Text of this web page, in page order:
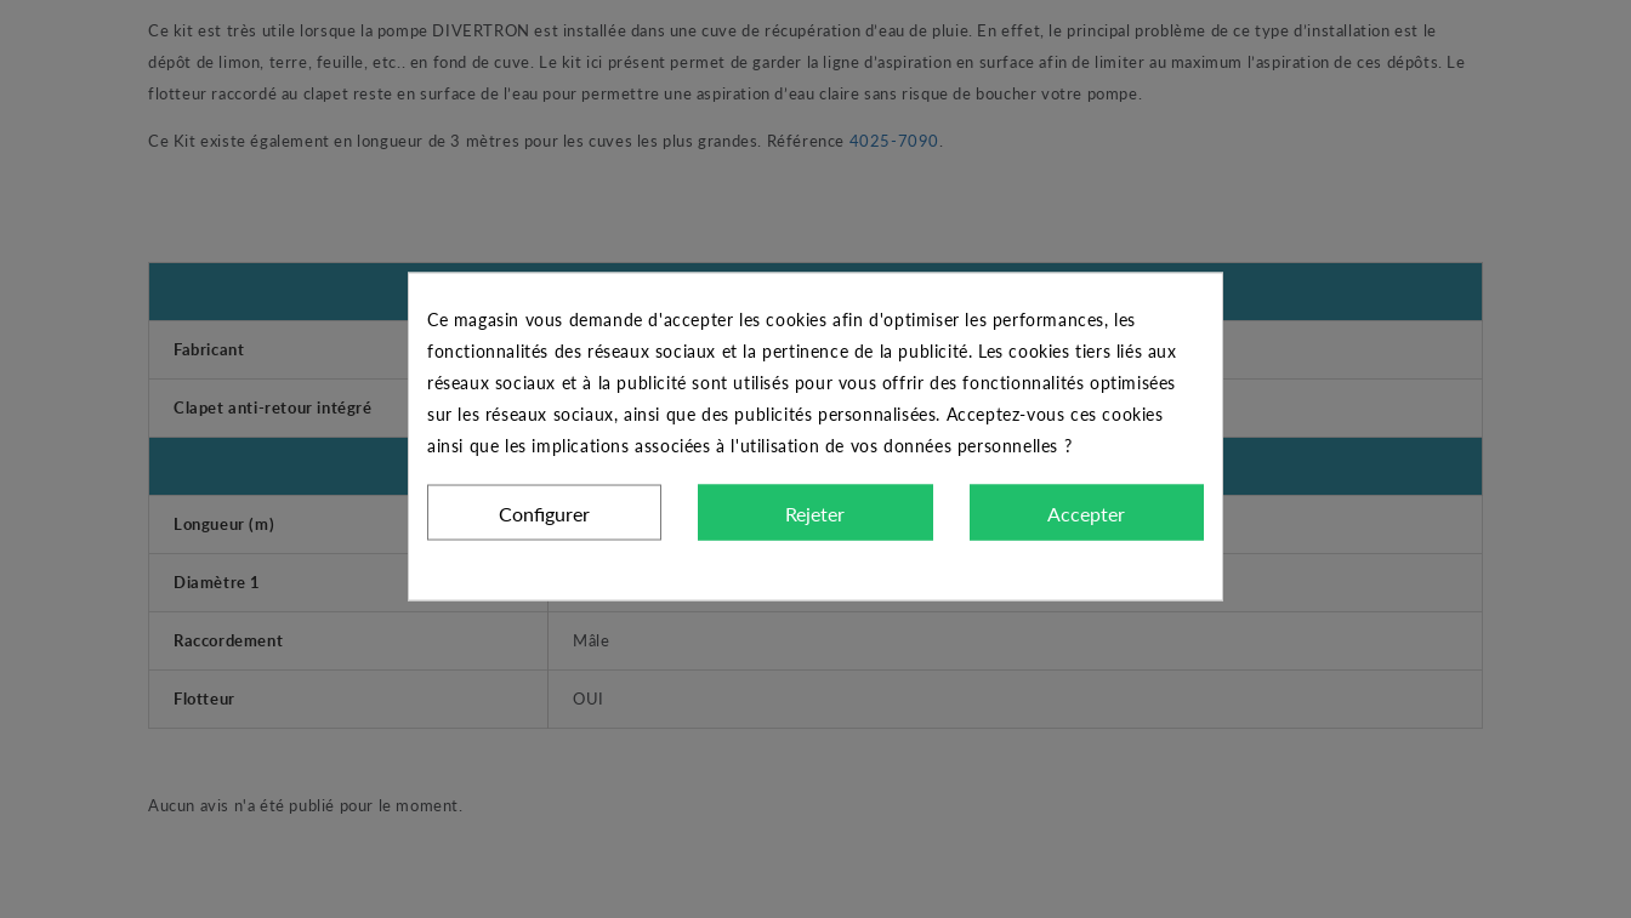
Ce kit est très utile lorsque la pompe DIVERTRON est installée dans une cuve de récupération d’eau de pluie. En effet, le principal problème de ce type d’installation est le
dépôt de limon, terre, feuille, etc.. en fond de cuve. Le kit ici présent permet de garder la ligne d’aspiration en surface afin de limiter au maximum l’aspiration de ces dépôts. Le
flotteur raccordé au clapet reste en surface de l’eau pour permettre une aspiration d’eau claire sans risque de boucher votre pompe.
Ce Kit existe également en longueur de 3 mètres pour les cuves les plus grandes. Référence 4025-7090
Fabricant JETLY
Clapet anti-retour intégré OUI
Longueur (m) 1.50
Diamètre 1
Raccordement Mâle
Flotteur OUI
Aucun avis n'a été publié pour le moment.
Ce magasin vous demande d'accepter les cookies afin d'optimiser les performances, les
fonctionnalités des réseaux sociaux et la pertinence de la publicité. Les cookies tiers liés aux
réseaux sociaux et à la publicité sont utilisés pour vous offrir des fonctionnalités optimisées
sur les réseaux sociaux, ainsi que des publicités personnalisées. Acceptez-vous ces cookies
ainsi que les implications associées à l'utilisation de vos données personnelles ?
Configurer Rejeter Accepter